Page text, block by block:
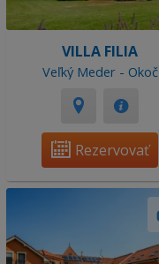
VILLA FILIA
Veľký Meder - Okoč
Rezervovať